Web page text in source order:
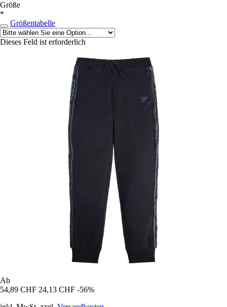
Größe
*
Größentabelle
Dieses Feld ist erforderlich
Ab
54,89 CHF 24,13 CHF -56%